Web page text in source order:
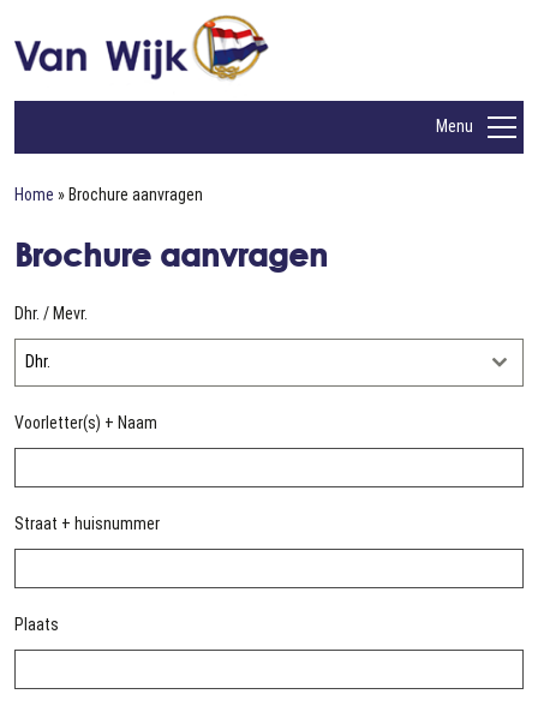
Menu
Home »Brochure aanvragen
Brochure aanvragen
Dhr. / Mevr.
Dhr.
Voorletter(s) + Naam
Straat + huisnummer
Plaats